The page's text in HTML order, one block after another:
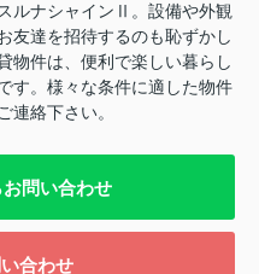
ルナシャインⅡ。設備や外観
友達を招待するのも恥ずかし
物件は、便利で楽しい暮らし
す。様々な条件に適した物件
連絡下さい。
問い合わせ
合わせ